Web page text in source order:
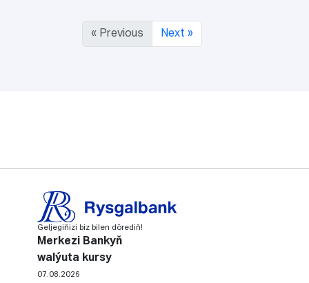
« Previous Next »
Geljegiňizi biz bilen dörediň!
Merkezi Bankyň
walýuta kursy
07.08.2026